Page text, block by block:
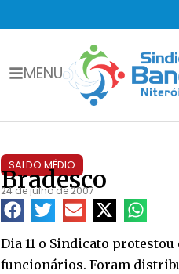
MENU
SALDO MÉDIO
Bradesco
24 de julho de 2007
Dia 11 o Sindicato
funcionários. Foram